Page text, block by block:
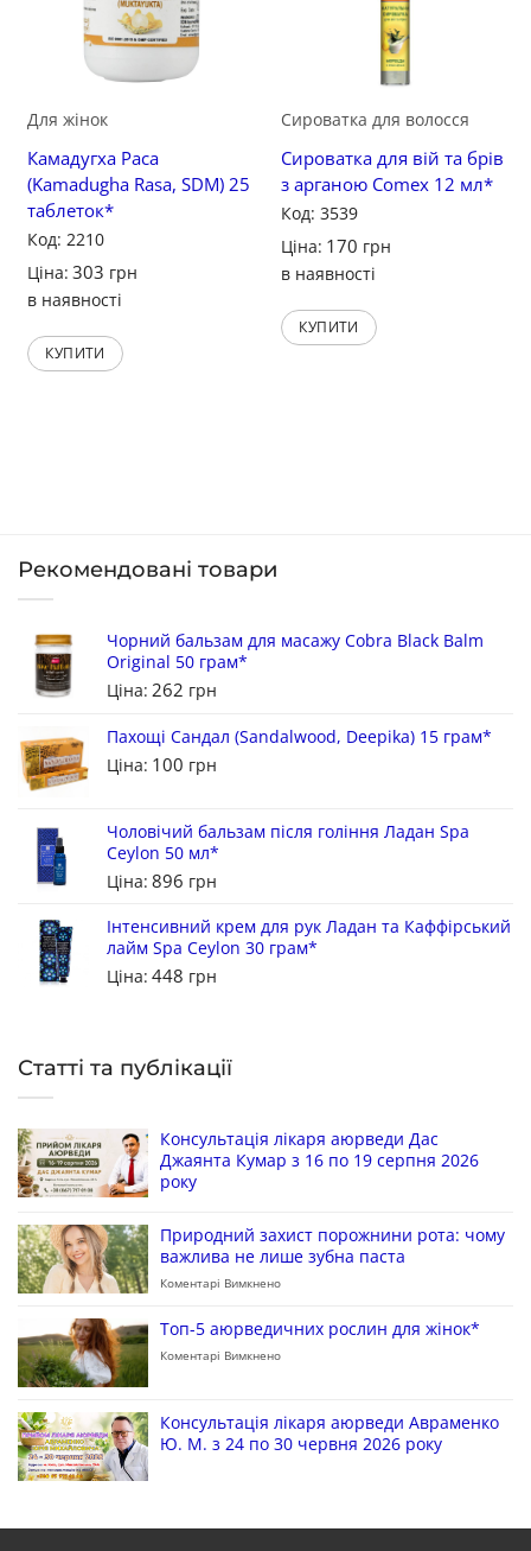
Для жінок
Камадугха Раса
(Kamadugha Rasa, SDM) 25
таблеток*
Код: 2210
Ціна: 303 грн
в наявності
КУПИТИ
Сироватка для волосся
Сироватка для вій та брів
з арганою Comex 12 мл*
Код: 3539
Ціна: 170 грн
в наявності
КУПИТИ
Рекомендовані товари
Чорний бальзам для масажу Cobra Black Balm
Original 50 грам*
Ціна: 262 грн
Пахощі Сандал (Sandalwood, Deepika) 15 грам*
Ціна: 100 грн
Чоловічий бальзам після гоління Ладан Spa
Ceylon 50 мл*
Ціна: 896 грн
Інтенсивний крем для рук Ладан та Каффірський
лайм Spa Ceylon 30 грам*
Ціна: 448 грн
Статті та публікації
Консультація лікаря аюрведи Дас
Джаянта Кумар з 16 по 19 серпня 2026
року
Природний захист порожнини рота: чому
важлива не лише зубна паста
Коментарі Вимкнено
Топ-5 аюрведичних рослин для жінок*
Коментарі Вимкнено
Консультація лікаря аюрведи Авраменко
Ю. М. з 24 по 30 червня 2026 року